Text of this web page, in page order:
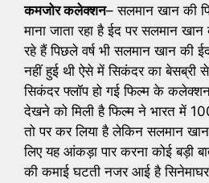
कमजोर कलेक्शन– सलमान खान की
माना जाता रहा है ईद पर सलमान
रहे हैं पिछले वर्ष भी सलमान खान की
नहीं हुई थी ऐसे में सिकंदर का बेसब्री
सिकंदर फ्लॉप हो गई फिल्म के कलेक्शन
देखने को मिली है फिल्म ने भारत में
तो पर कर लिया है लेकिन सलमान
लिए यह आंकड़ा पार करना कोई बड़ी
की कमाई घटती नजर आई है